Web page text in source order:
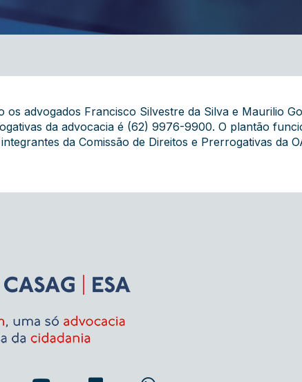
advogados Francisco Silvestre da Silva e Maurilio
da advocacia é (62) 9976-9900. O plantão
da Comissão de Direitos e Prerrogativas da